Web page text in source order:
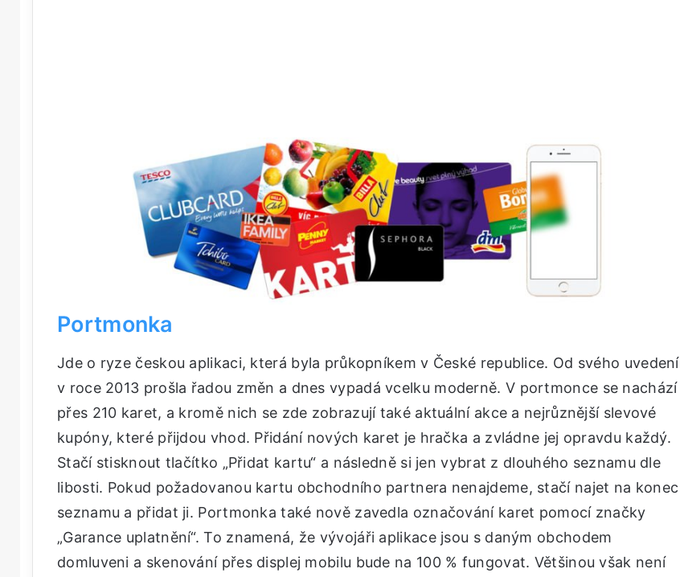
Portmonka
Jde o ryze českou aplikaci, která byla průkopníkem v České republice. Od svého uvedení
v roce 2013 prošla řadou změn a dnes vypadá vcelku moderně. V portmonce se nachází
přes 210 karet, a kromě nich se zde zobrazují také aktuální akce a nejrůznější slevové
kupóny, které přijdou vhod. Přidání nových karet je hračka a zvládne jej opravdu každý.
Stačí stisknout tlačítko „Přidat kartu“ a následně si jen vybrat z dlouhého seznamu dle
libosti. Pokud požadovanou kartu obchodního partnera nenajdeme, stačí najet na konec
seznamu a přidat ji. Portmonka také nově zavedla označování karet pomocí značky
„Garance uplatnění“. To znamená, že vývojáři aplikace jsou s daným obchodem
domluveni a skenování přes displej mobilu bude na 100 % fungovat. Většinou však není